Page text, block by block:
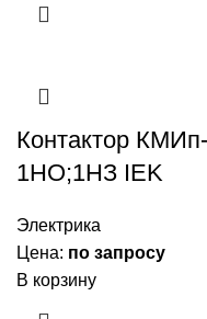
Контактор
1НО;1НЗ IEK
Электрика
Цена: по запросу
В корзину